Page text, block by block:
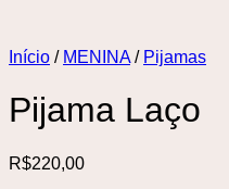
Início / MENINA / Pijamas
Pijama Laço
R$220,00